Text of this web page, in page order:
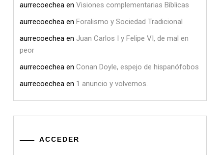
aurrecoechea en Visiones complementarias Bíblicas
aurrecoechea en Foralismo y Sociedad Tradicional
aurrecoechea en Juan Carlos I y Felipe VI, de mal en
peor
aurrecoechea en Conan Doyle, espejo de hispanófobos
aurrecoechea en 1 anuncio y volvemos.
ACCEDER